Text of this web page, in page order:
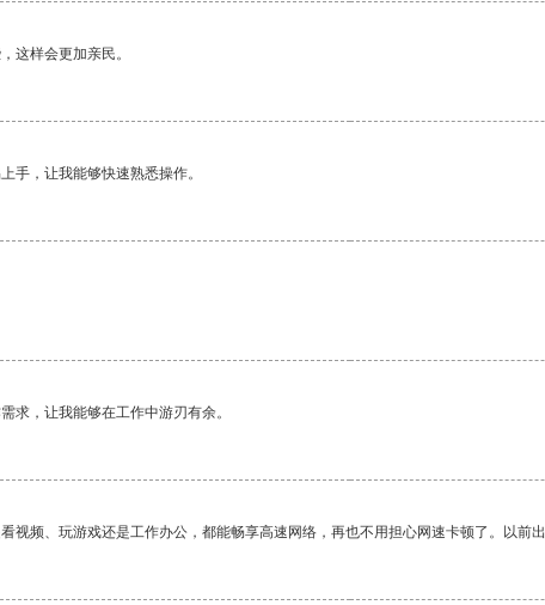
这样会更加亲民。
手，让我能够快速熟悉操作。
求，让我能够在工作中游刃有余。
视频、玩游戏还是工作办公，都能畅享高速网络，再也不用担心网速卡顿了。以前